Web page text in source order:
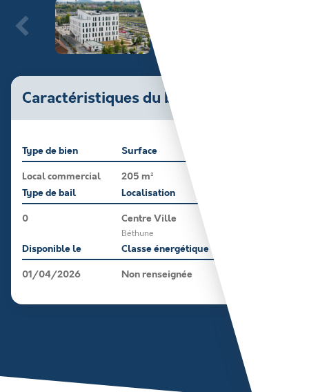
Caractéristiques du bien
Type de bien
Local commercial
Surface
205 m²
Type de bail
0
Localisation
Centre Ville
Béthune
Disponible le
01/04/2026
Classe énergétique
Non renseignée